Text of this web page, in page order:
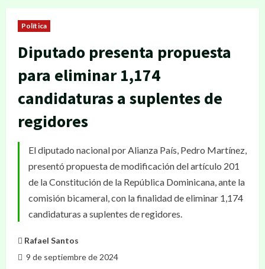
Política
Diputado presenta propuesta
para eliminar 1,174
candidaturas a suplentes de
regidores
El diputado nacional por Alianza País, Pedro Martínez,
presentó propuesta de modificación del artículo 201
de la Constitución de la República Dominicana, ante la
comisión bicameral, con la finalidad de eliminar 1,174
candidaturas a suplentes de regidores.
Rafael Santos
9 de septiembre de 2024